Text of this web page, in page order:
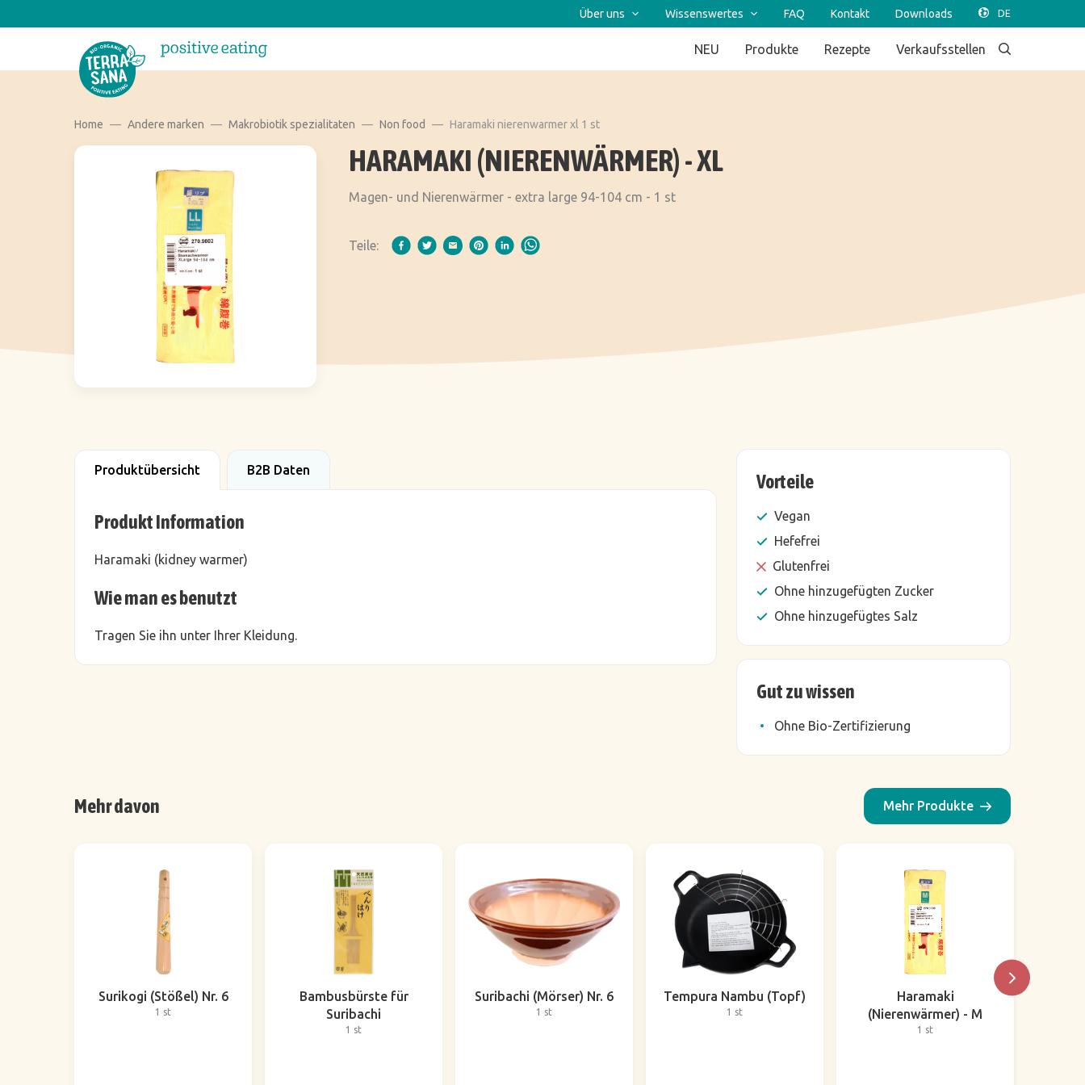
Über uns Wissenswertes FAQ Kontakt Downloads
NEU Produkte Rezepte Verkaufsstellen
Home Andere marken Makrobiotik spezialitaten Non food Haramaki nierenwarmer xl 1 st
HARAMAKI (NIERENWÄRMER) - XL
Magen- und Nierenwärmer - extra large 94-104 cm - 1 st
Teile:
Produktübersicht B2B Daten
Produkt Information
Haramaki (kidney warmer)
Wie man es benutzt
Tragen Sie ihn unter Ihrer Kleidung.
Vorteile
Vegan
Hefefrei
Glutenfrei
Ohne hinzugefügten Zucker
Ohne hinzugefügtes Salz
Gut zu wissen
Ohne Bio-Zertifizierung
Mehr davon Mehr Produkte
Surikogi (Stößel) Nr. 6
1 st
Bambusbürste für
Suribachi
1 st
Suribachi (Mörser) Nr. 6
1 st
Tempura Nambu (Topf)
1 st
Haramaki
(Nierenwärmer) - M
1 st